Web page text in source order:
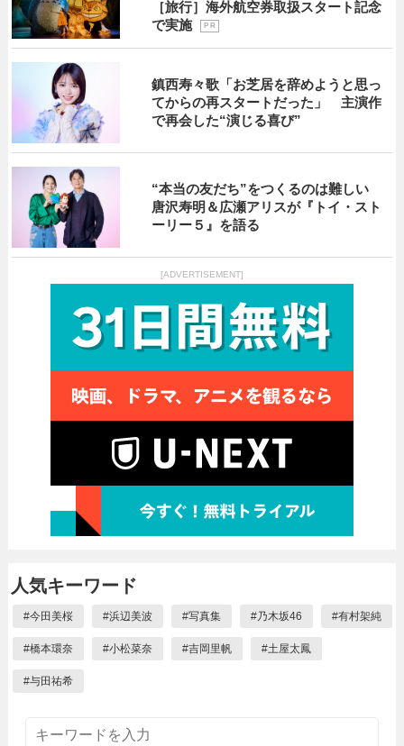
［旅行］海外航空券取扱スタート記念
で実施
P R
鎮西寿々歌「お芝居を辞めようと思っ
てからの再スタートだった」 主演作
で再会した“演じる喜び”
“本当の友だち”をつくるのは難しい
唐沢寿明＆広瀬アリスが『トイ・スト
ーリー５』を語る
[ADVERTISEMENT]
人気キーワード
#今田美桜 #浜辺美波 #写真集 #乃木坂46 #有村架純
#橋本環奈 #小松菜奈 #吉岡里帆 #土屋太鳳
#与田祐希